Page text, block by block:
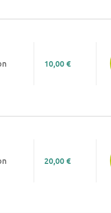
10,00 €
20,00 €